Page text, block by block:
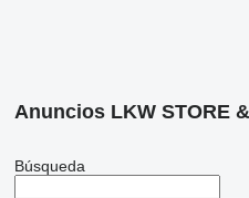
Anuncios LKW STORE
Búsqueda